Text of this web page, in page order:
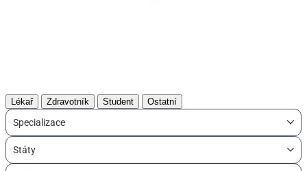
Lékař Zdravotník Student Ostatní
Specializace
Státy